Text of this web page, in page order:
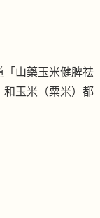
「山藥玉米健脾祛
和玉米（粟米）都